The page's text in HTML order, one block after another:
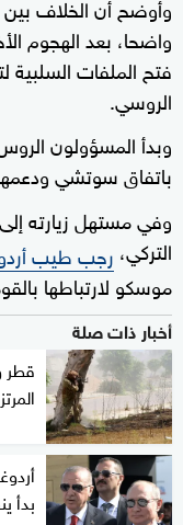
وأوضح أن الخلاف
واضحا، بعد الهجوم
فتح الملفات السلبية
الروسي.
وبدأ المسؤولون
باتفاق سوتشي ودعمها
وفي مستهل زيارته
التركي، رجب طيب
موسكو لارتباطها
أخبار ذات صلة
قطر
بدأ